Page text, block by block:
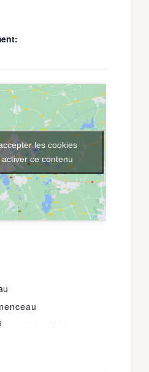
les cookies
ce contenu